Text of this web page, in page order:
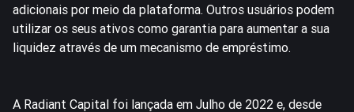
adicionais por meio da plataforma. Outros usuários podem
utilizar os seus ativos como garantia para aumentar a sua
liquidez através de um mecanismo de empréstimo.
A Radiant Capital foi lançada em Julho de 2022 e, desde